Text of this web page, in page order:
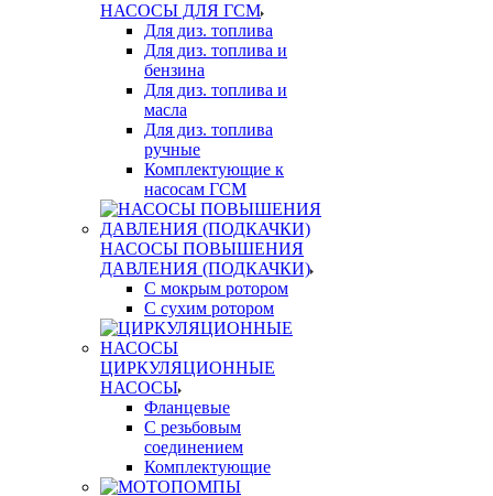
НАСОСЫ ДЛЯ ГСМ
Для диз. топлива
Для диз. топлива и
бензина
Для диз. топлива и
масла
Для диз. топлива
ручные
Комплектующие к
насосам ГСМ
НАСОСЫ ПОВЫШЕНИЯ
ДАВЛЕНИЯ (ПОДКАЧКИ)
С мокрым ротором
С сухим ротором
ЦИРКУЛЯЦИОННЫЕ
НАСОСЫ
Фланцевые
С резьбовым
соединением
Комплектующие